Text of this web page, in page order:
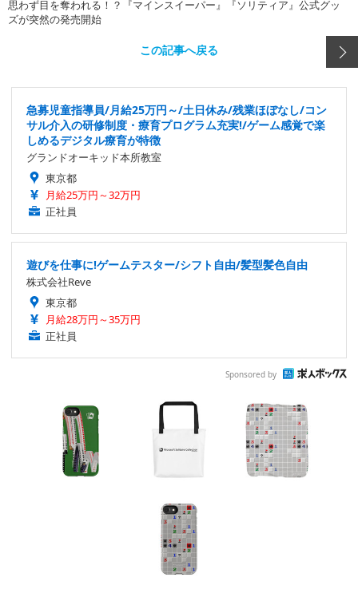
思わず目を奪われる！？『マインスイーパー』『ソリティア』公式グッ
ズが突然の発売開始
この記事へ戻る
急募児童指導員/月給25万円～/土日休み/残業ほぼなし/コン
サル介入の研修制度・療育プログラム充実!/ゲーム感覚で楽
しめるデジタル療育が特徴
グランドオーキッド本所教室
東京都
月給25万円～32万円
正社員
遊びを仕事に!ゲームテスター/シフト自由/髪型髪色自由
株式会社Reve
東京都
月給28万円～35万円
正社員
Sponsored by